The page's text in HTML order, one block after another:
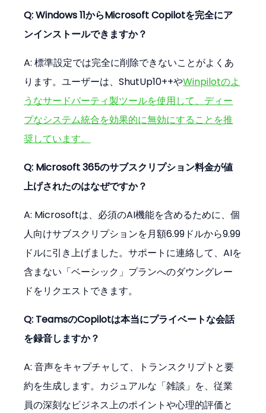
Q: Windows 11からMicrosoft Copilotを完全にア
ンインストールできますか？
A: 標準設定では完全に削除できないことがよくあ
ります。ユーザーは、ShutUp10++やWinpilotのよ
うなサードパーティ製ツールを使用して、ディー
プなシステム統合を効果的に無効にすることを推
奨しています。
Q: Microsoft 365のサブスクリプション料金が値
上げされたのはなぜですか？
A: Microsoftは、必須のAI機能を含めるために、個
人向けサブスクリプションを月額6.99ドルから9.99
ドルに引き上げました。サポートに連絡して、AIを
含まない「ベーシック」プランへのダウングレー
ドをリクエストできます。
Q: TeamsのCopilotは本当にプライベートな会話
を録音しますか？
A: 音声をキャプチャして、トランスクリプトと要
約を生成します。カジュアルな「雑談」を、従業
員の深刻なビジネス上のポイントや心理的評価と